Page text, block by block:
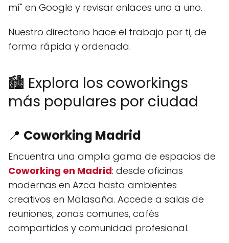
mí" en Google y revisar enlaces uno a uno.
Nuestro directorio hace el trabajo por ti, de
forma rápida y ordenada.
🏙️ Explora los coworkings
más populares por ciudad
📍 Coworking Madrid
Encuentra una amplia gama de espacios de
Coworking en Madrid: desde oficinas
modernas en Azca hasta ambientes
creativos en Malasaña. Accede a salas de
reuniones, zonas comunes, cafés
compartidos y comunidad profesional.